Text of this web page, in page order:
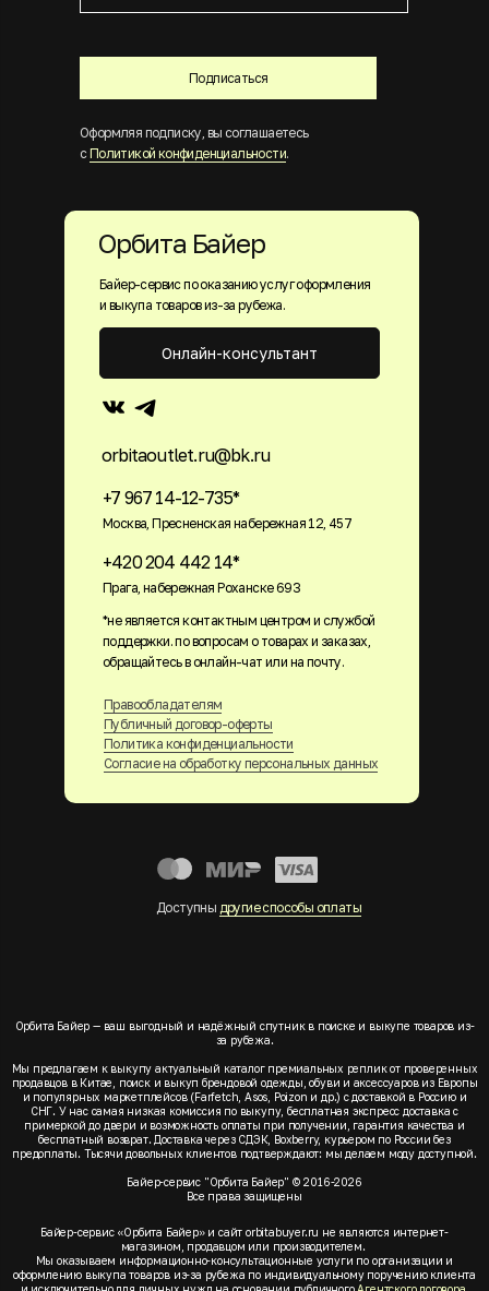
Подписаться
Оформляя подписку, вы соглашаетесь
с Политикой конфиденциальности.
Байер-сервис по оказанию услуг оформления
и выкупа товаров из-за рубежа.
+7 967 14-12-735*
Москва, Пресненская набережная 12, 457
+420 204 442 14*
Прага, набережная Роханске 693
orbitaoutlet.ru@bk.ru
Правообладателям
Публичный договор-оферты
Политика конфиденциальности
Согласие на обработку персональных данных
Онлайн-консультант
Орбита Байер
Доступны другие способы оплаты
*не является контактным центром и службой
поддержки. по вопросам о товарах и заказах,
обращайтесь в онлайн-чат или на почту.
Орбита Байер — ваш выгодный и надёжный спутник в поиске и выкупе товаров из-
за рубежа.
Мы предлагаем к выкупу актуальный каталог премиальных реплик от проверенных
продавцов в Китае, поиск и выкуп брендовой одежды, обуви и аксессуаров из Европы
и популярных маркетплейсов (Farfetch, Asos, Poizon и др.) с доставкой в Россию и
СНГ. У нас самая низкая комиссия по выкупу, бесплатная экспресс доставка с
примеркой до двери и возможность оплаты при получении, гарантия качества и
бесплатный возврат. Доставка через СДЭК, Boxberry, курьером по России без
предоплаты. Тысячи довольных клиентов подтверждают: мы делаем моду доступной.
Байер-сервис "Орбита Байер" © 2016-2026
Все права защищены
Байер-сервис «Орбита Байер» и сайт orbitabuyer.ru не являются интернет-
магазином, продавцом или производителем.
Мы оказываем информационно-консультационные услуги по организации и
оформлению выкупа товаров из-за рубежа по индивидуальному поручению клиента